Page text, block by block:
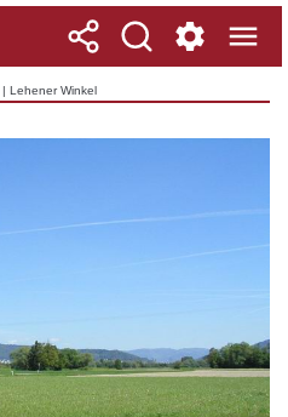
| Lehener Winkel